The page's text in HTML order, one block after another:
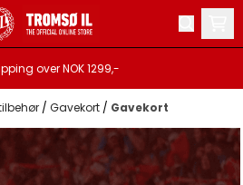
over NOK 1299,-
/ Gavekort / Gavekort